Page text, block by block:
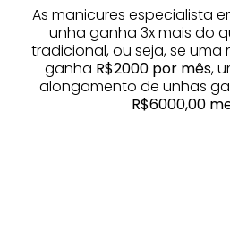
As manicures especialista
unha ganha 3x mais do
tradicional, ou seja, se
ganha R$2000 por mês,
alongamento de unhas
R$6000,00